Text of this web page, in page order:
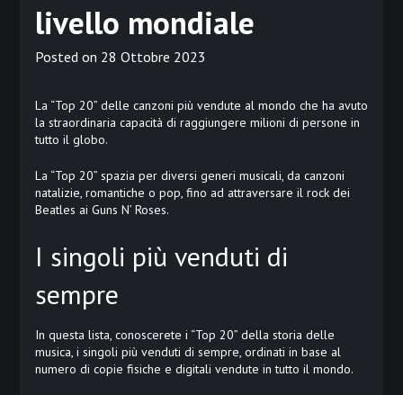
livello mondiale
Posted on 28 Ottobre 2023
La “Top 20” delle canzoni più vendute al mondo che ha avuto
la straordinaria capacità di raggiungere milioni di persone in
tutto il globo.
La “Top 20” spazia per diversi generi musicali, da canzoni
natalizie, romantiche o pop, fino ad attraversare il rock dei
Beatles ai Guns N’ Roses.
I singoli più venduti di
sempre
In questa lista, conoscerete i “Top 20” della storia delle
musica, i singoli più venduti di sempre, ordinati in base al
numero di copie fisiche e digitali vendute in tutto il mondo.